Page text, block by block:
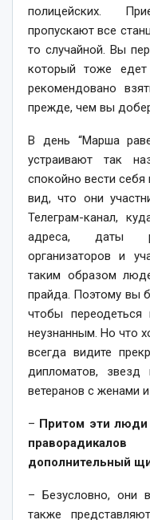
полицейских.
пропускают все
то случайной. Вы
который тоже
рекомендовано
прежде, чем вы
В день “Марша
устраивают так
спокойно вести
вид, что они
Телеграм-канал,
адреса, даты
организаторов и
таким образом
прайда. Поэтому вы
чтобы
неузнанным. Но что
всегда видите
дипломатов, звезд
ветеранов с женами
– Притом эти люди
дополнительный
– Безусловно, они
также